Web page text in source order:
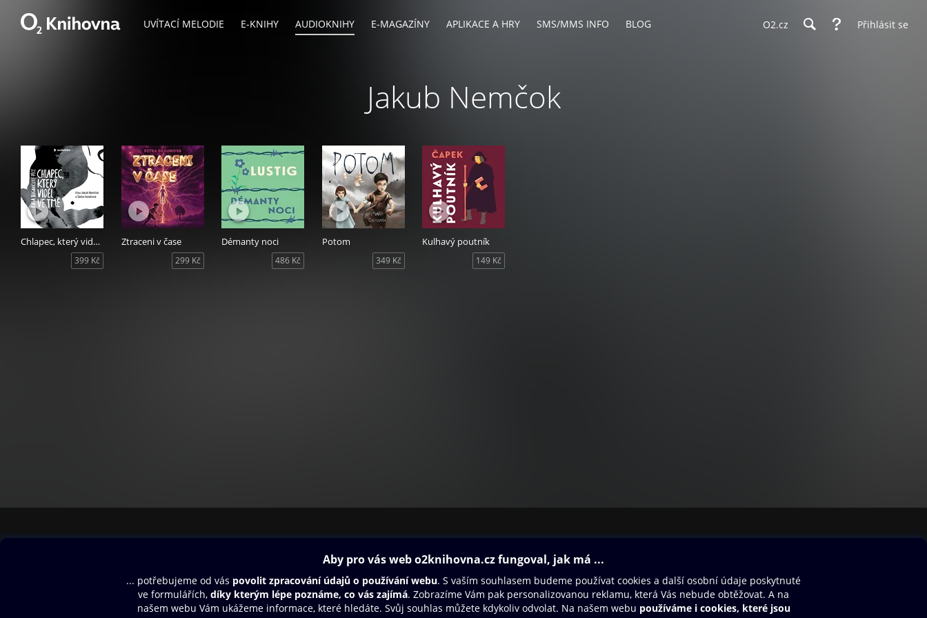
UVÍTACÍ MELODIE E-KNIHY AUDIOKNIHY E-MAGAZÍNY APLIKACE A HRY SMS/MMS INFO BLOG O2.cz Přihlásit se
Jakub Nemčok
Chlapec, který viděl ve tmě
399 Kč
Ztraceni v čase
299 Kč
Démanty noci
486 Kč
Potom
349 Kč
Kulhavý poutník
149 Kč
Aplikace a hry
SMS/MMS Info
Blog
Dárkový poukaz
Nápověda
Oneplay Originály
Sport